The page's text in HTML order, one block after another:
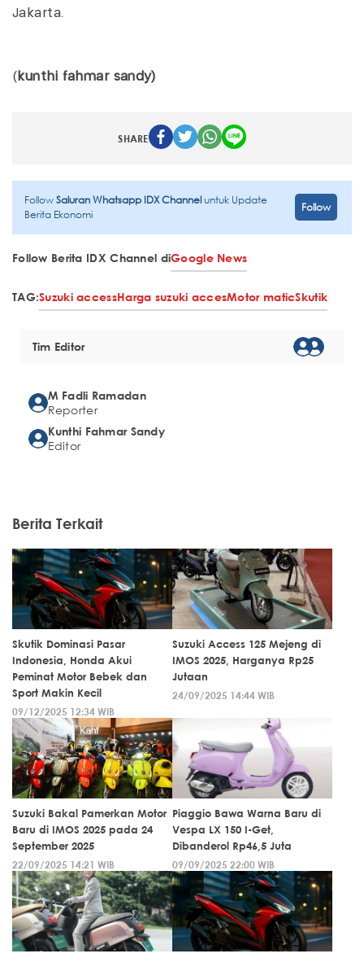
Jakarta.
( kunthi fahmar sandy)
SHARE
FollowSaluran Whatsapp IDX Channeluntuk Update
Berita Ekonomi
Follow
Follow Berita IDX Channel diGoogle News
TAG:Suzuki accessHarga suzuki accesMotor maticSkutik
Tim Editor
M Fadli Ramadan
Reporter
Kunthi Fahmar Sandy
Editor
Berita Terkait
Skutik Dominasi Pasar
Indonesia, Honda Akui
Peminat Motor Bebek dan
Sport Makin Kecil
09/12/2025 12:34 WIB
Suzuki Access 125 Mejeng di
IMOS 2025, Harganya Rp25
Jutaan
24/09/2025 14:44 WIB
Suzuki Bakal Pamerkan Motor
Baru di IMOS 2025 pada 24
September 2025
22/09/2025 14:21 WIB
Piaggio Bawa Warna Baru di
Vespa LX 150 I-Get,
Dibanderol Rp46,5 Juta
09/09/2025 22:00 WIB